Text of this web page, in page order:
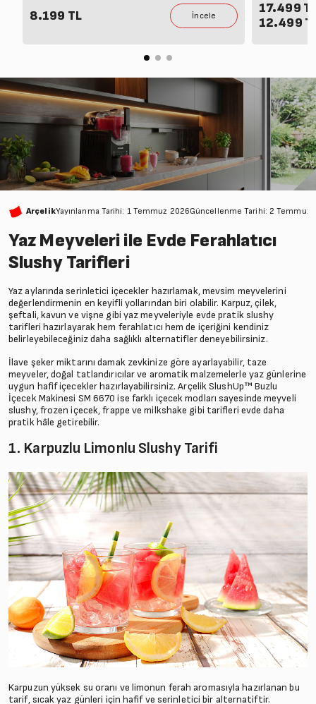
8.199 TL
17.499
12.499
ArçelikYayınlanma Tarihi: 1 Temmuz 2026Güncellenme Tarihi: 2 Temmuz
Yaz Meyveleri ile Evde Ferahlatıcı
Slushy Tarifleri
Yaz aylarında serinletici içecekler hazırlamak, mevsim meyvelerini
değerlendirmenin en keyifli yollarından biri olabilir. Karpuz, çilek,
şeftali, kavun ve vişne gibi yaz meyveleriyle evde pratik slushy
tarifleri hazırlayarak hem ferahlatıcı hem de içeriğini kendiniz
belirleyebileceğiniz daha sağlıklı alternatifler deneyebilirsiniz.
İlave şeker miktarını damak zevkinize göre ayarlayabilir, taze
meyveler, doğal tatlandırıcılar ve aromatik malzemelerle yaz günlerine
uygun hafif içecekler hazırlayabilirsiniz. Arçelik SlushUp™ Buzlu
İçecek Makinesi SM 6670 ise farklı içecek modları sayesinde meyveli
slushy, frozen içecek, frappe ve milkshake gibi tarifleri evde daha
pratik hâle getirebilir.
1. Karpuzlu Limonlu Slushy Tarifi
Karpuzun yüksek su oranı ve limonun ferah aromasıyla hazırlanan bu
tarif, sıcak yaz günleri için hafif ve serinletici bir alternatiftir.